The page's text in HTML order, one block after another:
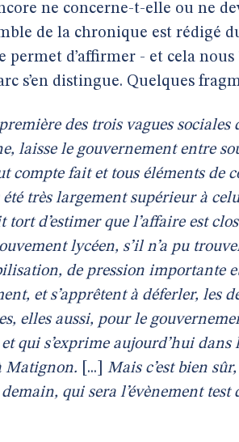
ne concerne-t-elle ou ne
de la chronique est rédigé
permet d’affirmer - et cela nous
s’en distingue. Quelques
des trois vagues sociales
laisse le gouvernement entre
compte fait et tous éléments de
très largement supérieur à
d’estimer que l’affaire est
lycéen, s’il n’a pu
de pression importante
et s’apprêtent à déferler, les
elles aussi, pour le
qui s’exprime aujourd’hui
Matignon.
[...] Mais c’est bien
qui sera l’évènement